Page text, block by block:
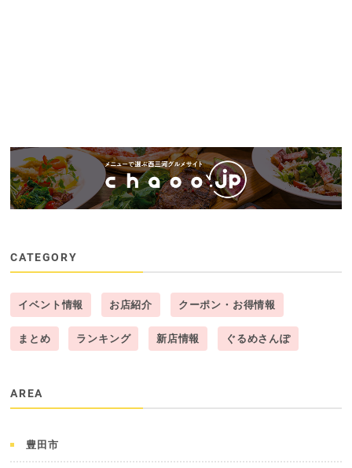
CATEGORY
イベント情報 お店紹介 クーポン・お得情報
まとめ ランキング 新店情報 ぐるめさんぽ
AREA
豊田市